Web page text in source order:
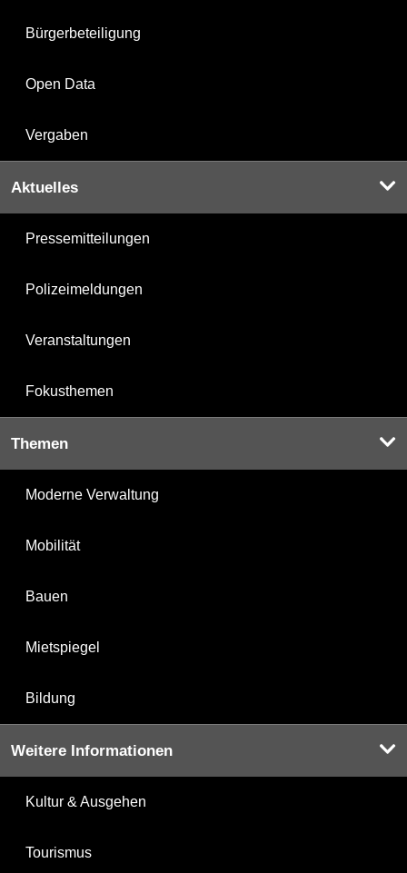
Bürgerbeteiligung
Open Data
Vergaben
Aktuelles
Pressemitteilungen
Polizeimeldungen
Veranstaltungen
Fokusthemen
Themen
Moderne Verwaltung
Mobilität
Bauen
Mietspiegel
Bildung
Weitere Informationen
Kultur & Ausgehen
Tourismus